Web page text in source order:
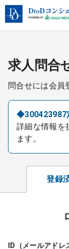
クリニック開業
DtoDとは
お問合せ
医院の譲渡・売却
採用をお考えの医
求人問合
問合せには会員
◆300423987
詳細な情報を
ます。
登録
ID（メールアドレ